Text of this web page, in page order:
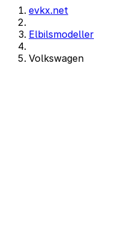
evkx.net
Elbilsmodeller
Volkswagen